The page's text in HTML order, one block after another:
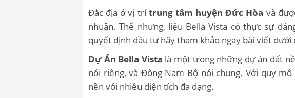
Đắc địa ở vị trítrung tâm huyện Đức Hòa và
nhuận. Thế nhưng, liệu Bella Vista có thực sự
quyết định đầu tư hãy tham khảo ngay bài viết dưới
Dự Án Bella Vista là một trong những dự án đất
nói riêng, và Đông Nam Bộ nói chung. Với quy
nền với nhiều diện tích đa dạng.